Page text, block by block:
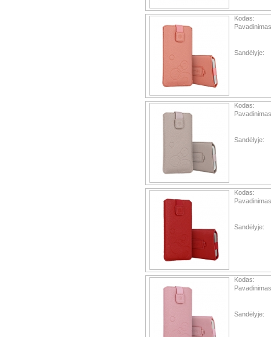
Kodas:
Sandėlyje:
Kodas:
Sandėlyje:
Kodas:
Sandėlyje:
Kodas:
Sandėlyje: